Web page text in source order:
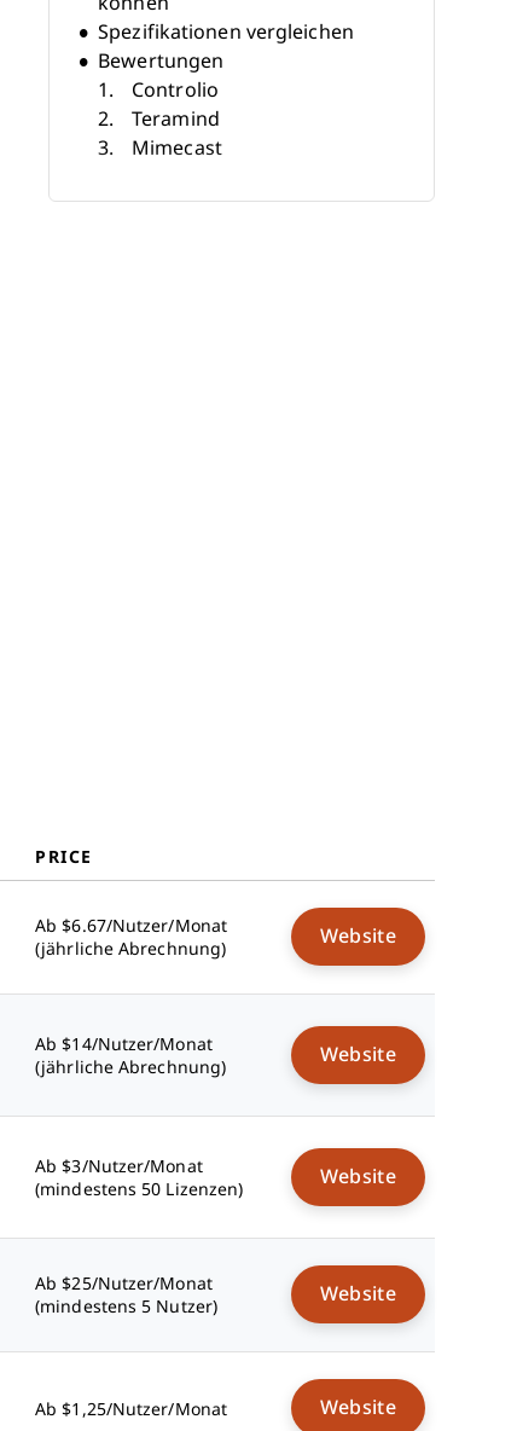
PRICE
Ab $6.67/Nutzer/Monat
(jährliche Abrechnung)
Website
Ab $14/Nutzer/Monat
(jährliche Abrechnung)
Website
Ab $3/Nutzer/Monat
(mindestens 50 Lizenzen)
Website
Ab $25/Nutzer/Monat
(mindestens 5 Nutzer)
Website
Ab $1,25/Nutzer/Monat Website
Spezifikationen vergleichen
Bewertungen
Controlio
Teramind
Mimecast
Mera Monitor